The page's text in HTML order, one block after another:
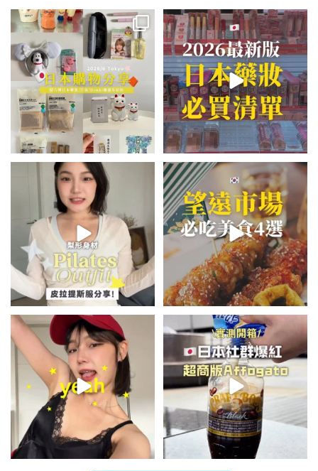
💭留言「免費」傳日本藥妝店/百
貨/機場/Donki/折價券給你...
413 43
2026🇯🇵日本藥妝店必買什麼
日本最近紅什麼？...
123 20
💭留言「美背」傳🔗給你！
🏷️#吉推韓國 🇰🇷
...
48 20
\🇰🇷韓國望遠市場4家必吃美食
😋/
💭留言「望遠市場」傳地址給你
345 59
summer outfit⋆.˚✮🎧✮˚.⋆
夏日穿搭最需要單品！...
755 43
\🇯🇵日本爆紅!超商版Affogato
🍨☕️/
🏷️#吉推日本🇯🇵...
117 26